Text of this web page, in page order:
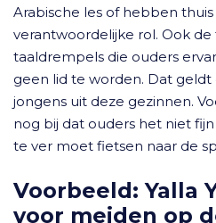
Arabische les of hebben
verantwoordelijke rol. Ook
taaldrempels die ouders
geen lid te worden. Dat geldt
jongens uit deze gezinnen.
nog bij dat ouders het niet
te ver moet fietsen naar de
Voorbeeld: Yalla
voor meiden op